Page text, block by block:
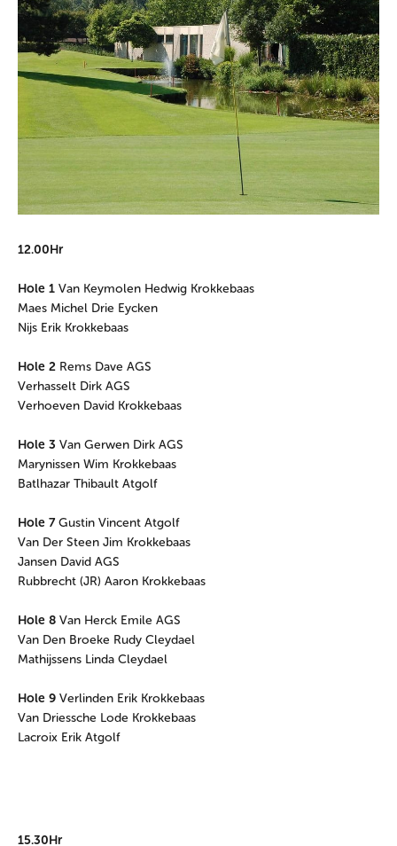
12.00Hr
Hole 1 Van Keymolen Hedwig Krokkebaas
Maes Michel Drie Eycken
Nijs Erik Krokkebaas
Hole 2 Rems Dave AGS
Verhasselt Dirk AGS
Verhoeven David Krokkebaas
Hole 3 Van Gerwen Dirk AGS
Marynissen Wim Krokkebaas
Batlhazar Thibault Atgolf
Hole 7Gustin Vincent Atgolf
Van Der Steen Jim Krokkebaas
Jansen David AGS
Rubbrecht (JR) Aaron Krokkebaas
Hole 8 Van Herck Emile AGS
Van Den Broeke Rudy Cleydael
Mathijssens Linda Cleydael
Hole 9 Verlinden Erik Krokkebaas
Van Driessche Lode Krokkebaas
Lacroix Erik Atgolf
15.30Hr